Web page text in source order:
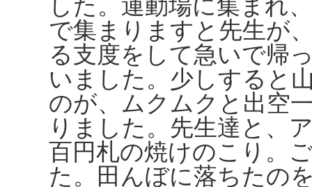
した。運動場に集まれ
で集まりますと先生が
る支度をして急いで帰
いました。少しすると
のが、ムクムクと出空
りました。先生達と、
百円札の焼けのこり。
た。田んぼに落ちたの